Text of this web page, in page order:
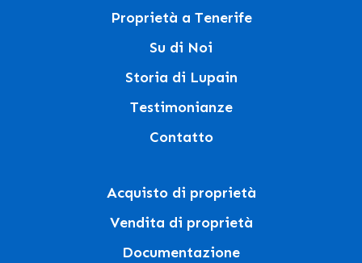
Proprietà a Tenerife
Su di Noi
Storia di Lupain
Testimonianze
Contatto
Acquisto di proprietà
Vendita di proprietà
Documentazione